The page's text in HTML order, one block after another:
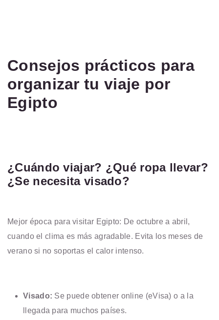
Consejos prácticos para
organizar tu viaje por
Egipto
¿Cuándo viajar? ¿Qué ropa llevar?
¿Se necesita visado?
Mejor época para visitar Egipto: De octubre a abril,
cuando el clima es más agradable. Evita los meses de
verano si no soportas el calor intenso.
Visado: Se puede obtener online (eVisa) o a la
llegada para muchos países.